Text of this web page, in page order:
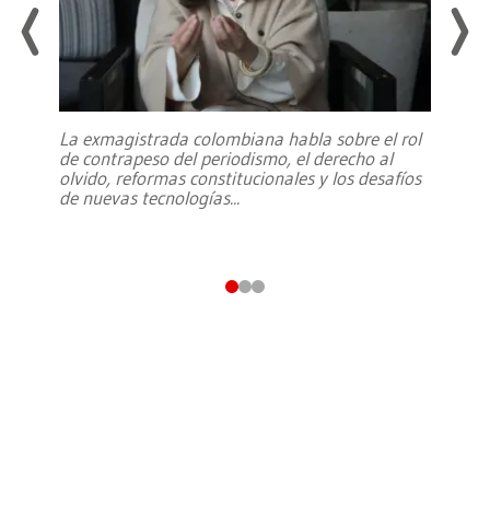
La exmagistrada colombiana habla sobre el rol
de contrapeso del periodismo, el derecho al
olvido, reformas constitucionales y los desafíos
de nuevas tecnologías...